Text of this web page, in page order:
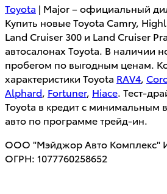
Toyota | Major – официальный
Купить новые Toyota Camry,
Land Cruiser 300 и Land Cruiser
автосалонах Toyota. В наличии
пробегом по выгодным ценам.
характеристики Toyota RAV4
Alphard Fortuner, Hiace . Тест-
Toyota в кредит с минимальным
авто по программе трейд-ин.
ООО "Мэйджор Авто Комплекс"
ОГРН: 1077760258652